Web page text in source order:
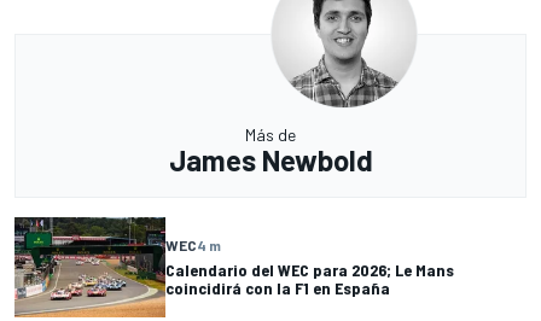
Más de
James Newbold
WEC4 m
Calendario del WEC para 2026; Le Mans
coincidirá con la F1 en España